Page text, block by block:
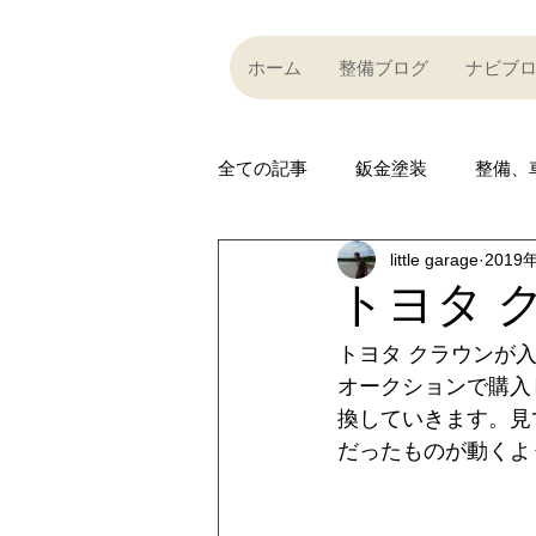
ホーム 整備ブログ ナビブ
全ての記事 鈑金塗装 整備、
Partner company 買い取り
Car community その他
R35 GT-R R35 GT-R
トヨタ
little garage 2019
トヨタ クラウンが
オークションで購
換していきます。
だったものが動くよ